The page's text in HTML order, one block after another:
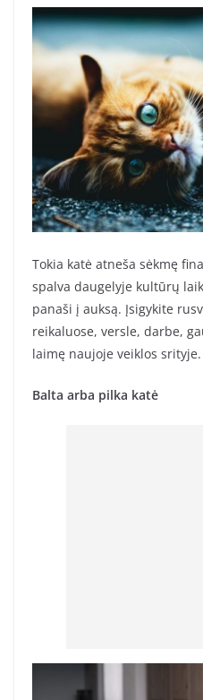
Tokia katė atneša sėkmę
spalva daugelyje kultūrų
panaši į auksą. Įsigykite
reikaluose, versle, darbe,
laimę naujoje veiklos srityje.
Balta arba pilka katė